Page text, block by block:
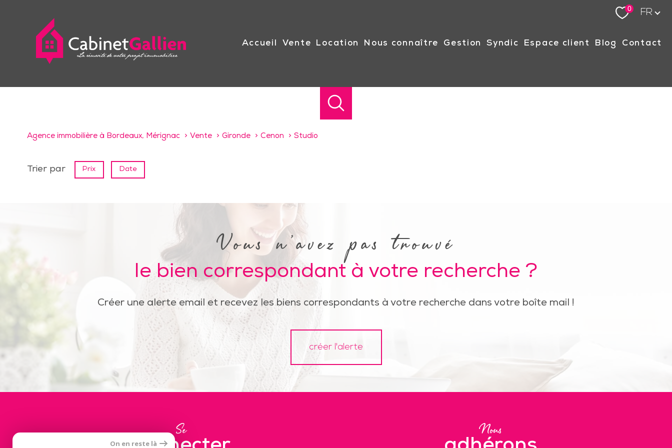
0 Langue
FR
accueil vente location nous connaître gestion syndic espace client blog contact
Agence immobilière à Bordeaux, Mérignac Vente Gironde Cenon Studio
Trier par Prix Date
Vous n'avez pas trouvé
le bien correspondant à votre recherche ?
Créer une alerte email et recevez les biens correspondants à votre recherche dans votre boîte mail !
créer l'alerte
Se Nous
On en reste là